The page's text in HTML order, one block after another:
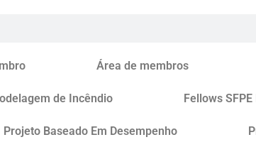
Área de membros
de Incêndio Fellows SFPE
Projeto Baseado Em Desempenho